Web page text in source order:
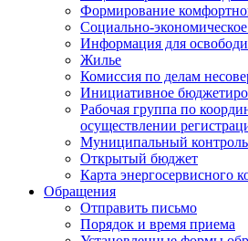
Формирование
Социально-
Информация для
Жилье
Комиссия по делам
Инициативное
Рабочая группа по
осуществлении
Муниципальный контроль
Открытый бюджет
Карта энергосервисного
Обращения
Отправить письмо
Порядок и время приема